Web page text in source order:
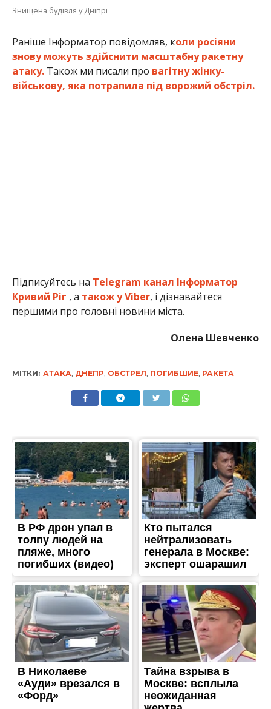
Знищена будівля у Дніпрі
Раніше Інформатор повідомляв, коли росіяни
знову можуть здійснити масштабну ракетну
атаку.Також ми писали про вагітну жінку-
військову, яка потрапила під ворожий обстріл.
Підписуйтесь на Telegram канал Інформатор
Кривий Ріг , а також у Viber, і дізнавайтеся
першими про головні новини міста.
Олена Шевченко
МІТКИ: АТАКА ДНЕПР ОБСТРЕЛ ПОГИБШИЕ, РАКЕТА